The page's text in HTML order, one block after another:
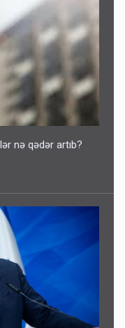
nə qədər artıb?